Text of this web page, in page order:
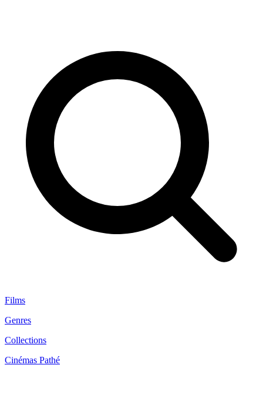
Films
Genres
Collections
Cinémas Pathé